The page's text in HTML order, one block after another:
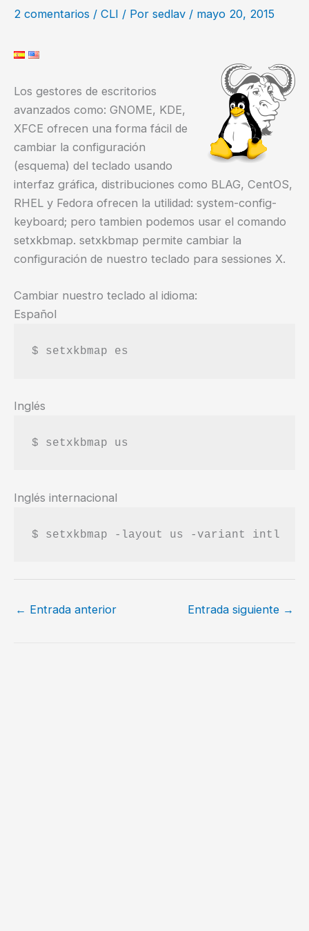
2 comentarios / CLI / Por sedlav / mayo 20, 2015
Los gestores de escritorios
avanzados como: GNOME, KDE,
XFCE ofrecen una forma fácil de
cambiar la configuración
(esquema) del teclado usando
interfaz gráfica, distribuciones como BLAG, CentOS,
RHEL y Fedora ofrecen la utilidad: system-config-
keyboard; pero tambien podemos usar el comando
setxkbmap. setxkbmap permite cambiar la
configuración de nuestro teclado para sessiones X.
Cambiar nuestro teclado al idioma:
Español
$ setxkbmap es
Inglés
$ setxkbmap us
Inglés internacional
$ setxkbmap -layout us -variant intl
← Entrada anterior Entrada siguiente →